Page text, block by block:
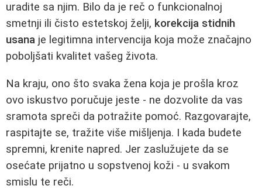
uradite sa njim. Bilo da je reč o funkcionalnoj
smetnji ili čisto estetskoj želji, korekcija stidnih
usana je legitimna intervencija koja može značajno
poboljšati kvalitet vašeg života.
Na kraju, ono što svaka žena koja je prošla kroz
ovo iskustvo poručuje jeste - ne dozvolite da vas
sramota spreči da potražite pomoć. Razgovarajte,
raspitajte se, tražite više mišljenja. I kada budete
spremni, krenite napred. Jer zaslužujete da se
osećate prijatno u sopstvenoj koži - u svakom
smislu te reči.